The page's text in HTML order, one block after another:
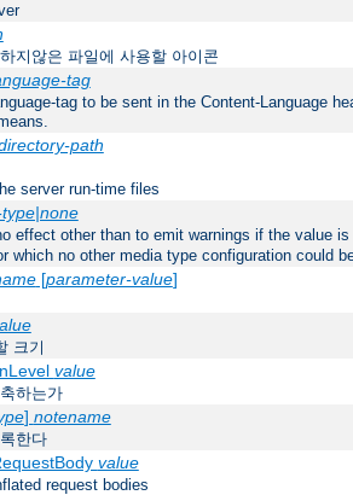
지않은 파일에 사용할 아이콘
tag
tag to be sent in the Content-Language
path
server run-time files
effect other than to emit warnings if the value
which no other media type configuration could
[parameter-value]
크기
value
하는가
] notename
한다
value
request bodies